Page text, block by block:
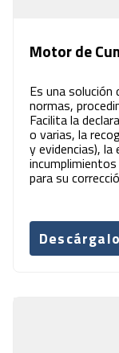
Motor de
Es una
normas,
Facilita la
o varias, la
y evidencias), la
para su
Descárgalo